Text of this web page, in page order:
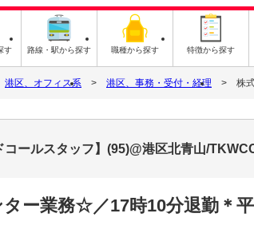
す 路線・駅から探す 職種から探す 特徴から探す
港区、オフィス系 港区、事務・受付・経理 株
ールスタッフ】(95)@港区北青山/
ー業務☆／17時10分退勤＊